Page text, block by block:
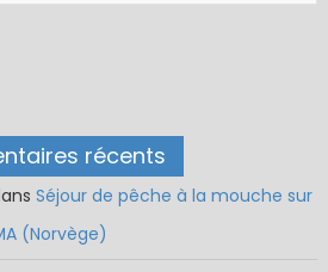
récents
Séjour de pêche à la mouche sur
(Norvège)